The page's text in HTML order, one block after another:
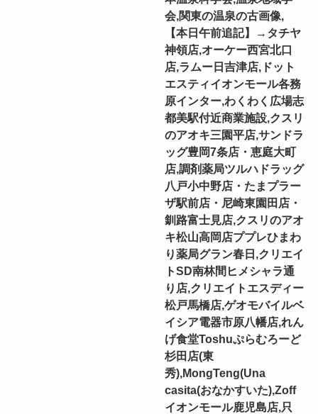
会,関東の温泉の古画像,
【本日午前追記】→タチヤ
神領店,オーケー西宮北口
店,ラムー日吉津店,ドット
エスティイオンモール各務
原インター,わくわく広場志
都美駅付近商業施設,クスリ
のアオキ三園平店,サンドラ
ッグ豊岡7条店・恵庭大町
店,調剤薬局ツルハドラッグ
八戸小中野店・たまプラー
ザ駅前店・尼崎東園田店・
釧路富士見店,クスリのアオ
キ松山高岡店ププレひまわ
り薬局グラン春日,クリエイ
トSD南林間ヒメシャラ通
り店,クリエイトエスディー
松戸馬橋店,ゲオモバイルベ
イシア電器市原八幡店,れん
げ食堂Toshuぷらむろーど
杉田店(東
秀),MongTeng(Una
casita(おなかすいた),Zoff
イオンモール鹿児島店,只